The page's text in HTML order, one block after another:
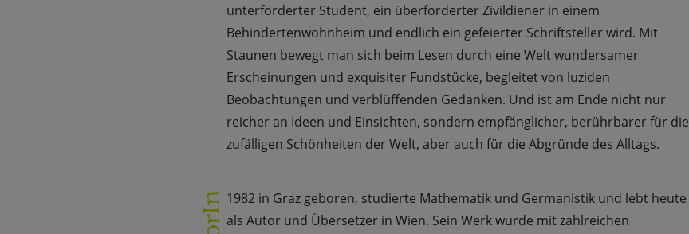
unterforderter Student, ein überforderter Zivildiener in einem
Behindertenwohnheim und endlich ein gefeierter Schriftsteller wird. Mit
Staunen bewegt man sich beim Lesen durch eine Welt wundersamer
Erscheinungen und exquisiter Fundstücke, begleitet von luziden
Beobachtungen und verblüffenden Gedanken. Und ist am Ende nicht nur
reicher an Ideen und Einsichten, sondern empfänglicher, berührbarer für die
zufälligen Schönheiten der Welt, aber auch für die Abgründe des Alltags.
1982 in Graz geboren, studierte Mathematik und Germanistik und lebt heute
als Autor und Übersetzer in Wien. Sein Werk wurde mit zahlreichen